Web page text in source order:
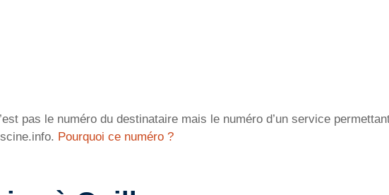
pas le numéro du destinataire mais le numéro d’un service
Pourquoi ce numéro ?